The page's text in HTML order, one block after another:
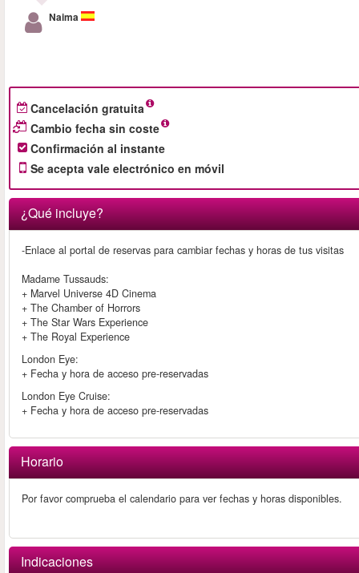
Naima
Cancelación gratuita
Cambio fecha sin coste
Confirmación al instante
Se acepta vale electrónico en móvil
¿Qué incluye?
-Enlace al portal de reservas para cambiar fechas y horas de tus visitas
Madame Tussauds:
+ Marvel Universe 4D Cinema
+ The Chamber of Horrors
+ The Star Wars Experience
+ The Royal Experience
London Eye:
+ Fecha y hora de acceso pre-reservadas
London Eye Cruise:
+ Fecha y hora de acceso pre-reservadas
Horario
Por favor comprueba el calendario para ver fechas y horas disponibles.
Indicaciones